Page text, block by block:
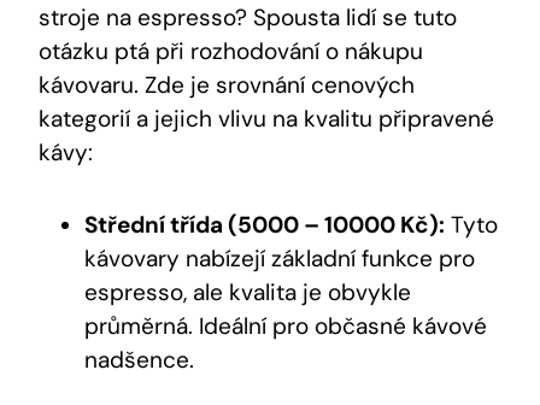
stroje na espresso? Spousta lidí se tuto
otázku ptá při rozhodování o nákupu
kávovaru. Zde je srovnání cenových
kategorií a jejich vlivu na kvalitu připravené
kávy:
Střední třída (5000 – 10000 Kč): Tyto
kávovary nabízejí základní funkce pro
espresso, ale kvalita je obvykle
průměrná. Ideální pro občasné kávové
nadšence.